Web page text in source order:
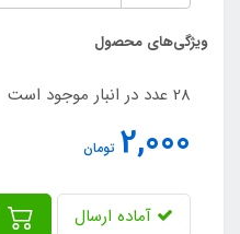
ویژگی‌های محصول
28 عدد در انبار موجود است
2,000 تومان
آماده ارسال